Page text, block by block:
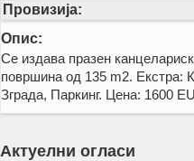
Провизија:
Опис:
Се издава празен
површина од 135 m2. Екстра:
Зграда, Паркинг. Цена: 1600
Актуелни огласи